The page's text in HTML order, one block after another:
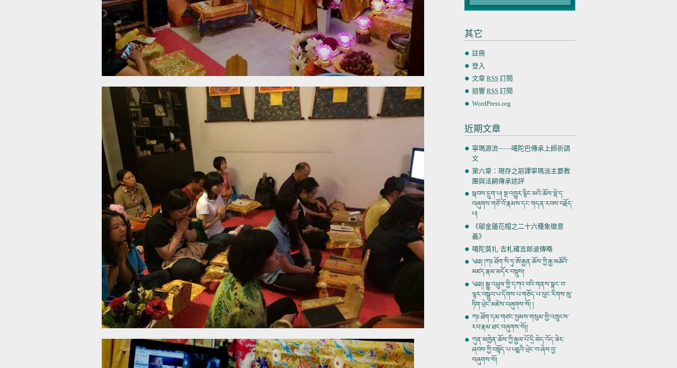
其它
註冊
登入
文章 RSS 訂閱
迴響 RSS 訂閱
WordPress.org
近期文章
寧瑪源流——噶陀巴傳承上師祈請
文
第六章：現存之前譯寧瑪派主要教
團與法嗣傳承述評
སྐབས་དྲུག་པ། སྔ་འགྱུར་རྙིང་མའི་ཆོས་སྡེ་ད་
བཞུགས་གཙོ་བོ་རྣམས་དང་གདན་རབས་བརྗོད་
པ།
《鄔金蓮花帽之二十六種象徵意
義》
噶陀莫扎·吉札確吉郎波傳略
༄༅། །ཀཿ ཐོག་སི་ཏུ་ཨོ་རྒྱན་ཆོས་ཀྱི་རྒྱ་མཚོའི་
མཛད་རྣམ་མདོར་བསྡུས།
༄༅།། སྒྱུ་འཕྲུལ་གྱི་དཀའ་བའི་གནས་སྣང་བ་
ལྷར་བསྒྲུབ་པ་དོགས་པ་གཅོད་པ་ལུང་རིགས་མུ་
ཏིག་ཕྲེང་མཛེས་བཞུགས་སོ། །
ཀཿ ཐོག་དམ་གཙང་བྱམས་གསུམ་གྱི་འཁྲུངས་
རབ་རྣམ་ཐར་བཞུགས་སོ།།‍
ཀུན་མཁྱེན་ཆོས་ཀྱི་རྒྱལ་པོ་དྲི་མེད་འོད་ཟེར་
ཞབས་ཀྱི་བསྟོད་པ་པདྨའི་ཕྲེང་བ་ཞེས་བྱ་
བཞུགས་སོ།